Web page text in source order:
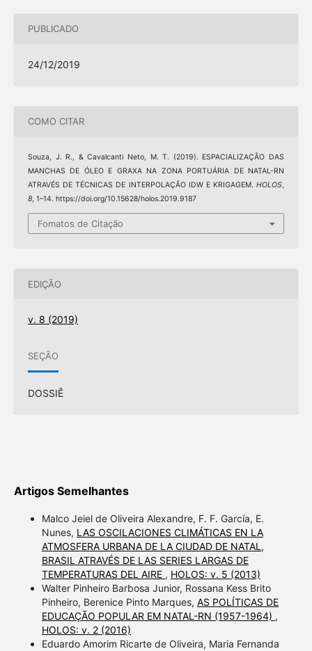
PUBLICADO
24/12/2019
COMO CITAR
Souza, J. R., & Cavalcanti Neto, M. T. (2019). ESPACIALIZAÇÃO DAS
MANCHAS DE ÓLEO E GRAXA NA ZONA PORTUÁRIA DE NATAL-RN
ATRAVÉS DE TÉCNICAS DE INTERPOLAÇÃO IDW E KRIGAGEM.HOLOS,
8, 1–14. https://doi.org/10.15628/holos.2019.9187
Fomatos de Citação
EDIÇÃO
v. 8 (2019)
SEÇÃO
DOSSIÊ
Artigos Semelhantes
Malco Jeiel de Oliveira Alexandre, F. F. García, E.
Nunes, LAS OSCILACIONES CLIMÁTICAS EN LA
ATMOSFERA URBANA DE LA CIUDAD DE NATAL,
BRASIL ATRAVÉS DE LAS SERIES LARGAS DE
TEMPERATURAS DEL AIRE , HOLOS: v. 5 (2013)
Walter Pinheiro Barbosa Junior, Rossana Kess Brito
Pinheiro, Berenice Pinto Marques, AS POLÍTICAS DE
EDUCAÇÃO POPULAR EM NATAL-RN (1957-1964) ,
HOLOS: v. 2 (2016)
Eduardo Amorim Ricarte de Oliveira, Maria Fernanda